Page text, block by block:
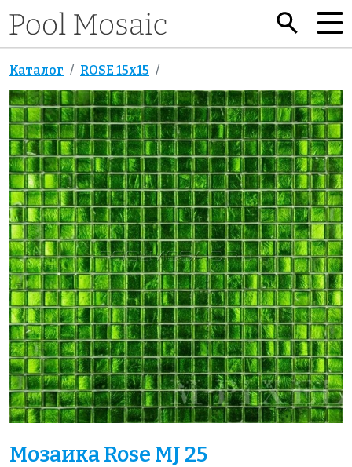
Каталог ROSE 15x15
Мозаика Rose MJ 25